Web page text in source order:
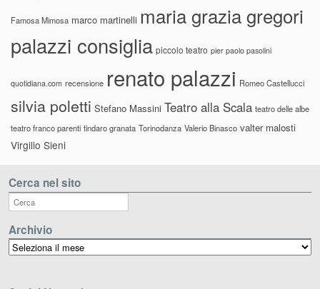
Famosa Mimosa marco martinelli maria grazia gregori
palazzi consiglia piccolo teatro pier paolo pasolini
quotidiana.com recensione renato palazzi Romeo Castellucci
silvia poletti Stefano Massini Teatro alla Scala teatro delle albe
teatro franco parenti tindaro granata Torinodanza Valerio Binasco valter malosti
Virgilio Sieni
Cerca nel sito
Archivio
Archivio